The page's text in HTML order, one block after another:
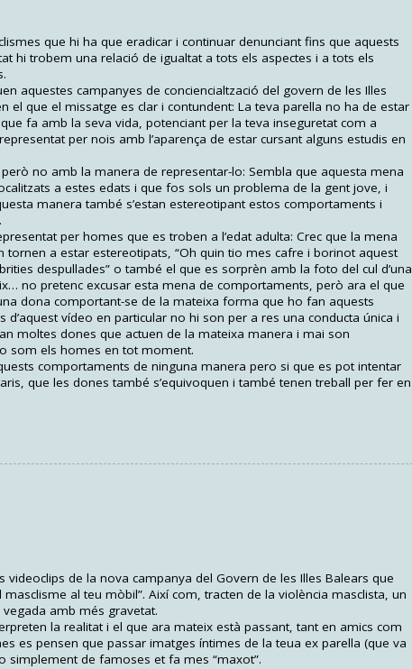
que hi ha que eradicar i continuar denunciant fins que aquests
hi trobem una relació de igualtat a tots els aspectes i a tots els
aquestes campanyes de conciencialtzació del govern de les Illes
el que el missatge es clar i contundent: La teva parella no ha de estar
fa amb la seva vida, potenciant per la teva inseguretat com a
per nois amb l’aparença de estar cursant alguns estudis en
no amb la manera de representar-lo: Sembla que aquesta mena
a estes edats i que fos sols un problema de la gent jove, i
manera també s’estan estereotipant estos comportaments i
per homes que es troben a l’edat adulta: Crec que la mena
a estar estereotipats, “Oh quin tio mes cafre i borinot aquest
despullades” o també el que es sorprèn amb la foto del cul d’una
no pretenc excusar esta mena de comportaments, però ara el que
dona comportant-se de la mateixa forma que ho fan aquests
vídeo en particular no hi son per a res una conducta única i
moltes dones que actuen de la mateixa manera i mai son
som els homes en tot moment.
comportaments de ninguna manera pero si que es pot intentar
que les dones també s’equivoquen i també tenen treball per fer en
de la nova campanya del Govern de les Illes Balears que
masclisme al teu mòbil”. Així com, tracten de la violència masclista, un
vegada amb més gravetat.
la realitat i el que ara mateix està passant, tant en amics com
es pensen que passar imatges íntimes de la teua ex parella (que va
simplement de famoses et fa mes “maxot”.